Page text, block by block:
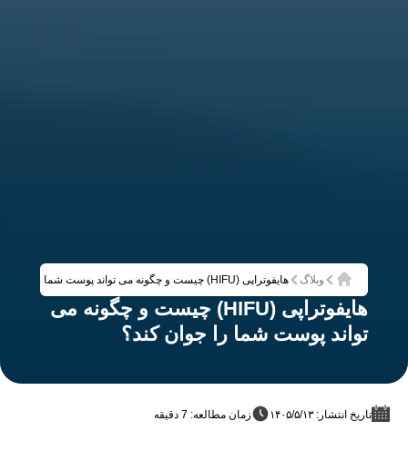
خانه
وبلاگ هایفوتراپی (HIFU) چیست و چگونه می تواند پوست شما را جوان کند؟
هایفوتراپی (HIFU) چیست و چگونه می
تواند پوست شما را جوان کند؟
تاریخ انتشار: ۱۴۰۵/۵/۱۳ زمان مطالعه: 7 دقیقه